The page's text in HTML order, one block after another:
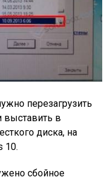
перезагрузить
выставить в
диска, на
10.
сбойное